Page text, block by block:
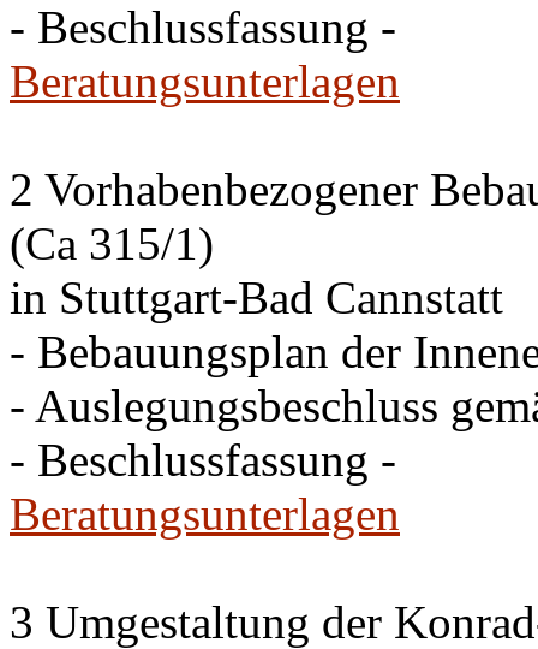
- Beschlussfassung -
Beratungsunterlagen
2 Vorhabenbezogener
(Ca 315/1)
in Stuttgart-Bad Cannstatt
- Bebauungsplan der
- Auslegungsbeschluss
- Beschlussfassung -
Beratungsunterlagen
3 Umgestaltung der